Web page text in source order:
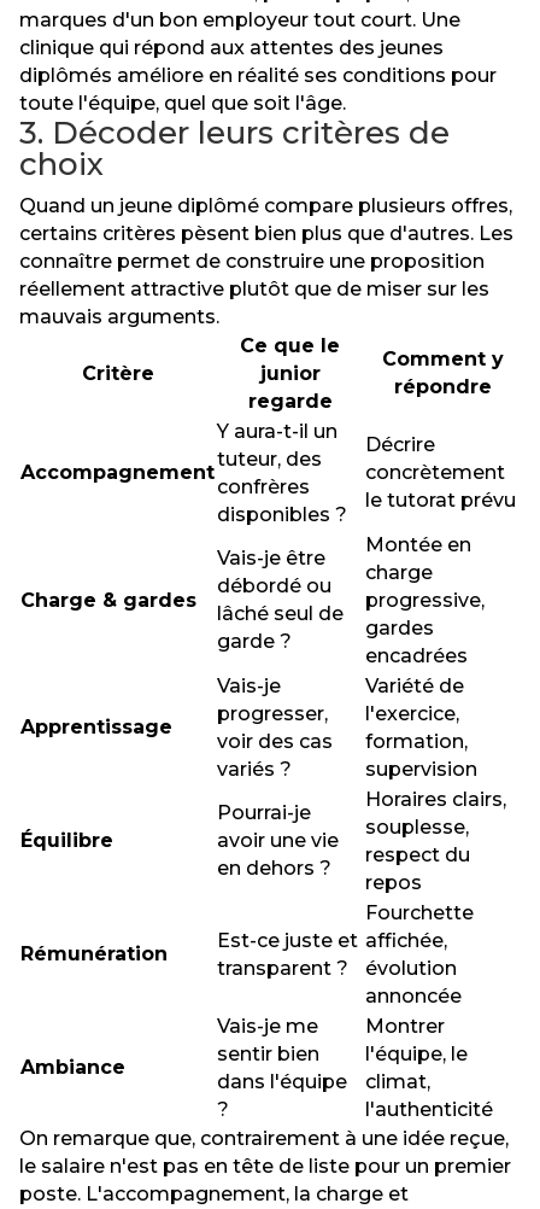
marques d'un bon employeur tout court. Une
clinique qui répond aux attentes des jeunes
diplômés améliore en réalité ses conditions pour
toute l'équipe, quel que soit l'âge.
3. Décoder leurs critères de
choix
Quand un jeune diplômé compare plusieurs offres,
certains critères pèsent bien plus que d'autres. Les
connaître permet de construire une proposition
réellement attractive plutôt que de miser sur les
mauvais arguments.
Critère
Ce que le
junior
regarde
Comment y
répondre
Accompagnement
Y aura-t-il un
tuteur, des
confrères
disponibles ?
Décrire
concrètement
le tutorat prévu
Charge & gardes
Vais-je être
débordé ou
lâché seul de
garde ?
Montée en
charge
progressive,
gardes
encadrées
Apprentissage
Vais-je
progresser,
voir des cas
variés ?
Variété de
l'exercice,
formation,
supervision
Équilibre
Pourrai-je
avoir une vie
en dehors ?
Horaires clairs,
souplesse,
respect du
repos
Rémunération
Est-ce juste et
transparent ?
Fourchette
affichée,
évolution
annoncée
Ambiance
Vais-je me
sentir bien
dans l'équipe
?
Montrer
l'équipe, le
climat,
l'authenticité
On remarque que, contrairement à une idée reçue,
le salaire n'est pas en tête de liste pour un premier
poste. L'accompagnement, la charge et